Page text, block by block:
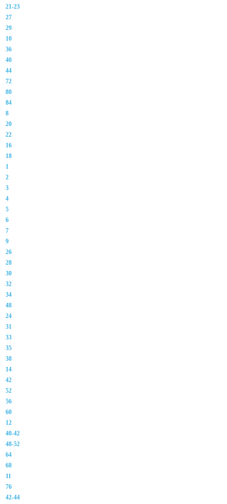
21-23
27
29
10
36
40
44
72
80
84
8
20
22
16
18
1
2
3
4
5
6
7
9
26
28
30
32
34
48
24
31
33
35
38
14
42
52
56
60
12
40-42
48-52
64
68
11
76
42-44